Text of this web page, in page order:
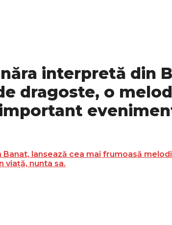
interpretă din
dragoste, o